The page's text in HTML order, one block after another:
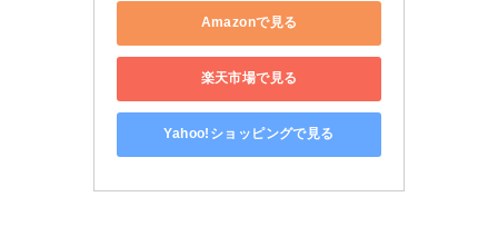
Amazonで見る
楽天市場で見る
Yahoo!ショッピングで見る